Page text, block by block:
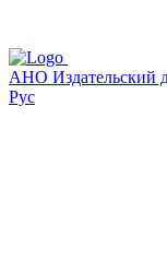
АНО Издательский
Рус